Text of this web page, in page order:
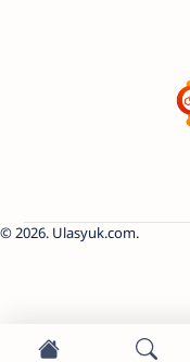
2026. Ulasyuk.com.